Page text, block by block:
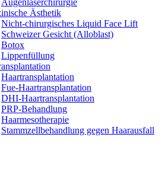
Augenlaserchirurgie
Ästhetik
Nicht-chirurgisches Liquid Face Lift
Schweizer Gesicht (Alloblast)
Botox
Lippenfüllung
Haartransplantation
Fue-Haartransplantation
DHI-Haartransplantation
PRP-Behandlung
Haarmesotherapie
Stammzellbehandlung gegen Haarausfall